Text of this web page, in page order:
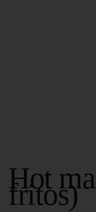
Hot
fritos)